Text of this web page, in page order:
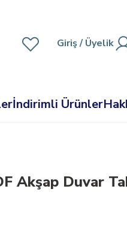
Giriş/ Üyelik
İndirimli Ürünler
Akşap Duvar